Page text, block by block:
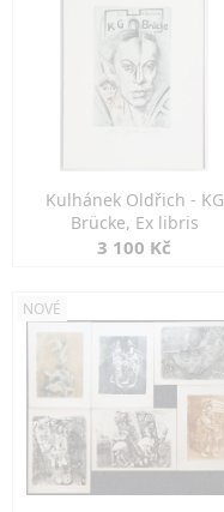
Kulhánek Oldřich - KG
Brücke, Ex libris
3 100 Kč
NOVÉ